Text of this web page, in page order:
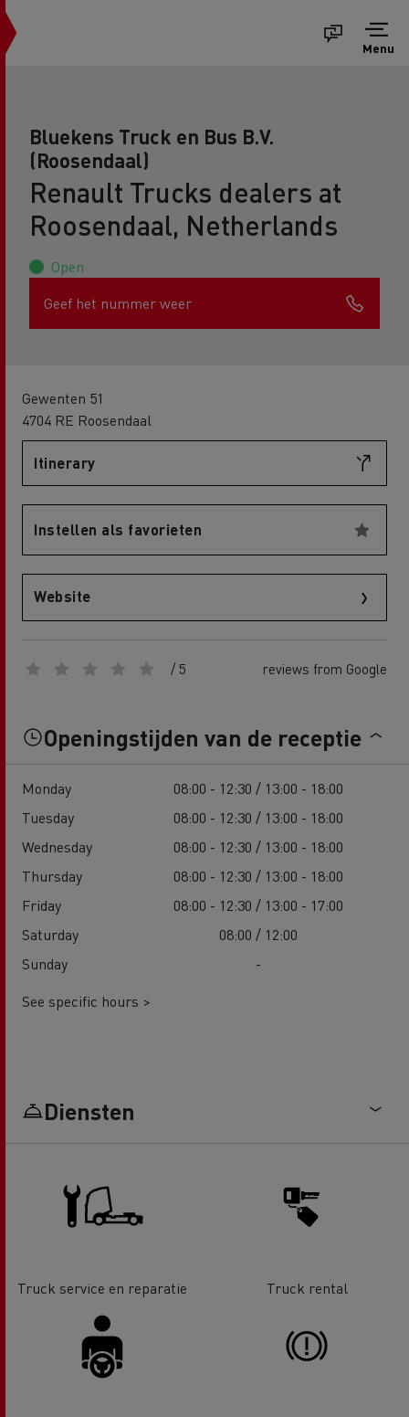
Menu
Bluekens Truck en Bus B.V.
(Roosendaal)
Renault Trucks dealers at
Roosendaal, Netherlands
Open
Geef het nummer weer
Gewenten 51
4704 RE Roosendaal
Itinerary
Instellen als favorieten
Website
/ 5 reviews from Google
Openingstijden van de receptie
Monday
08:00 - 12:30 / 13:00 - 18:00
Tuesday
08:00 - 12:30 / 13:00 - 18:00
Wednesday
08:00 - 12:30 / 13:00 - 18:00
Thursday
08:00 - 12:30 / 13:00 - 18:00
Friday
08:00 - 12:30 / 13:00 - 17:00
Saturday
08:00 / 12:00
Sunday
-
See specific hours >
Diensten
Truck service en reparatie Truck rental